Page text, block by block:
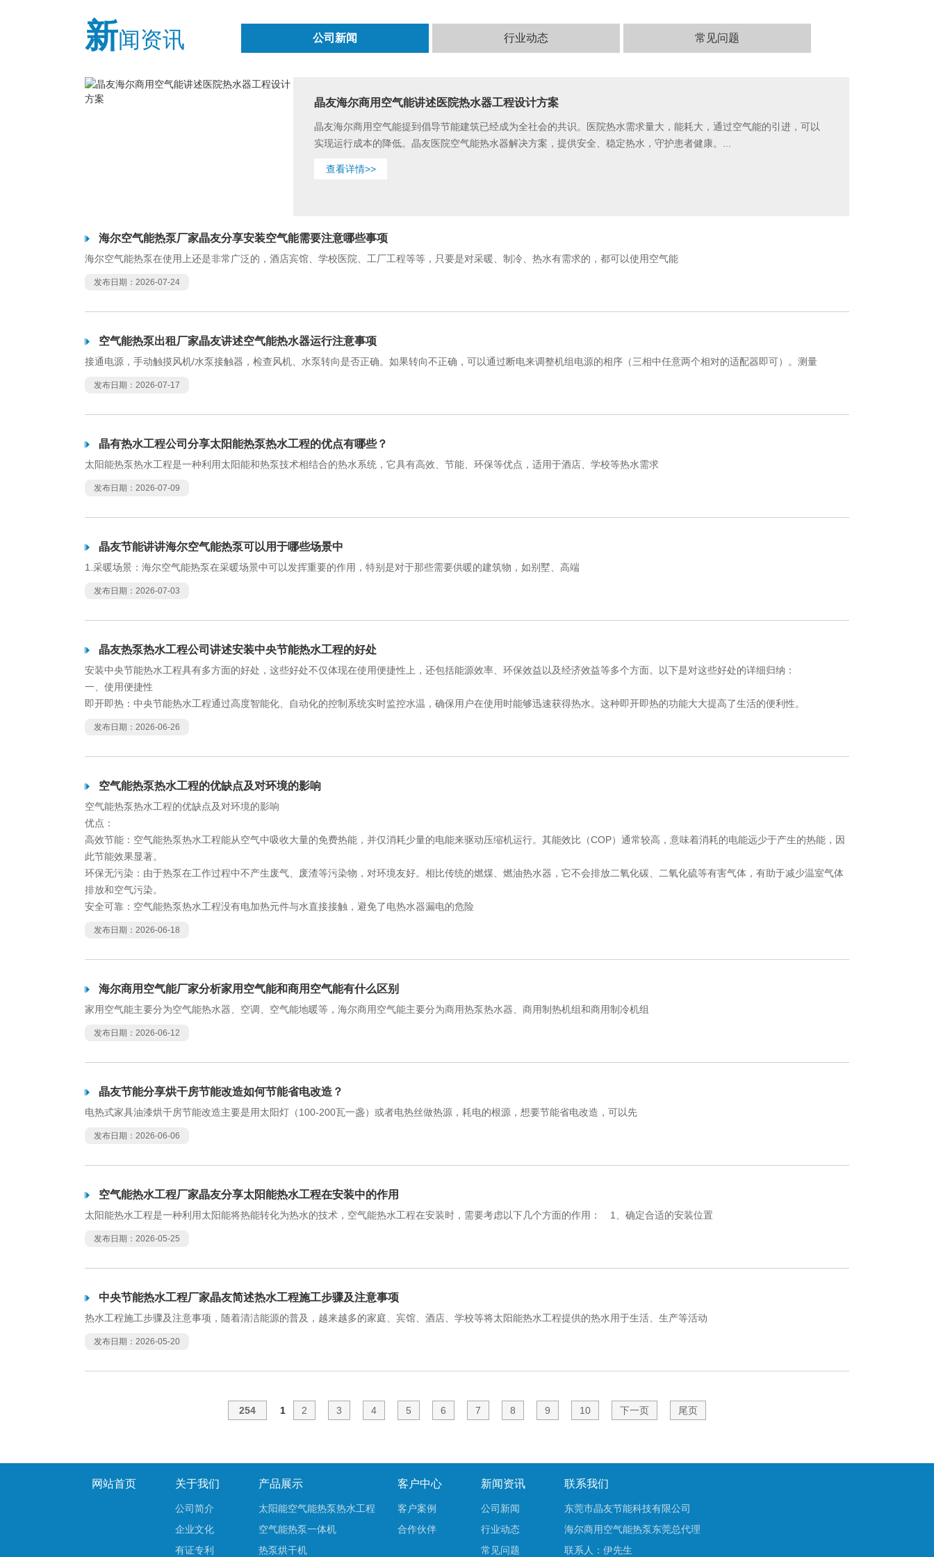
新闻资讯 公司新闻 行业动态 常见问题
晶友海尔商用空气能讲述医院热水器工程设计方案
晶友海尔商用空气能提到倡导节能建筑已经成为全社会的共识。医院热水需求量大，能耗大，通过空气能的引进，可以
实现运行成本的降低。晶友医院空气能热水器解决方案，提供安全、稳定热水，守护患者健康。...
查看详情>>
海尔空气能热泵厂家晶友分享安装空气能需要注意哪些事项
海尔空气能热泵在使用上还是非常广泛的，酒店宾馆、学校医院、工厂工程等等，只要是对采暖、制冷、热水有需求的，都可以使用空气能
发布日期：2026-07-24
空气能热泵出租厂家晶友讲述空气能热水器运行注意事项
接通电源，手动触摸风机/水泵接触器，检查风机、水泵转向是否正确。如果转向不正确，可以通过断电来调整机组电源的相序（三相中任意两个相对的适配器即可）。测量
发布日期：2026-07-17
晶有热水工程公司分享太阳能热泵热水工程的优点有哪些？
太阳能热泵热水工程是一种利用太阳能和热泵技术相结合的热水系统，它具有高效、节能、环保等优点，适用于酒店、学校等热水需求
发布日期：2026-07-09
晶友节能讲讲海尔空气能热泵可以用于哪些场景中
1.采暖场景：海尔空气能热泵在采暖场景中可以发挥重要的作用，特别是对于那些需要供暖的建筑物，如别墅、高端
发布日期：2026-07-03
晶友热泵热水工程公司讲述安装中央节能热水工程的好处
安装中央节能热水工程具有多方面的好处，这些好处不仅体现在使用便捷性上，还包括能源效率、环保效益以及经济效益等多个方面。以下是对这些好处的详细归纳：
一、使用便捷性
即开即热：中央节能热水工程通过高度智能化、自动化的控制系统实时监控水温，确保用户在使用时能够迅速获得热水。这种即开即热的功能大大提高了生活的便利性。
发布日期：2026-06-26
空气能热泵热水工程的优缺点及对环境的影响
空气能热泵热水工程的优缺点及对环境的影响
优点：
高效节能：空气能热泵热水工程能从空气中吸收大量的免费热能，并仅消耗少量的电能来驱动压缩机运行。其能效比（COP）通常较高，意味着消耗的电能远少于产生的热能，因
此节能效果显著。
环保无污染：由于热泵在工作过程中不产生废气、废渣等污染物，对环境友好。相比传统的燃煤、燃油热水器，它不会排放二氧化碳、二氧化硫等有害气体，有助于减少温室气体
排放和空气污染。
安全可靠：空气能热泵热水工程没有电加热元件与水直接接触，避免了电热水器漏电的危险
发布日期：2026-06-18
海尔商用空气能厂家分析家用空气能和商用空气能有什么区别
家用空气能主要分为空气能热水器、空调、空气能地暖等，海尔商用空气能主要分为商用热泵热水器、商用制热机组和商用制冷机组
发布日期：2026-06-12
晶友节能分享烘干房节能改造如何节能省电改造？
电热式家具油漆烘干房节能改造主要是用太阳灯（100-200瓦一盏）或者电热丝做热源，耗电的根源，想要节能省电改造，可以先
发布日期：2026-06-06
空气能热水工程厂家晶友分享太阳能热水工程在安装中的作用
太阳能热水工程是一种利用太阳能将热能转化为热水的技术，空气能热水工程在安装时，需要考虑以下几个方面的作用： 1、确定合适的安装位置
发布日期：2026-05-25
中央节能热水工程厂家晶友简述热水工程施工步骤及注意事项
热水工程施工步骤及注意事项，随着清洁能源的普及，越来越多的家庭、宾馆、酒店、学校等将太阳能热水工程提供的热水用于生活、生产等活动
发布日期：2026-05-20
254 1 2 3 4 5 6 7 8 9 10 下一页 尾页
网站首页 关于我们
公司简介
企业文化
有证专利
产品展示
太阳能空气能热泵热水工程
空气能热泵一体机
热泵烘干机
客户中心
客户案例
合作伙伴
新闻资讯
公司新闻
行业动态
常见问题
联系我们
东莞市晶友节能科技有限公司
海尔商用空气能热泵东莞总代理
联系人：伊先生